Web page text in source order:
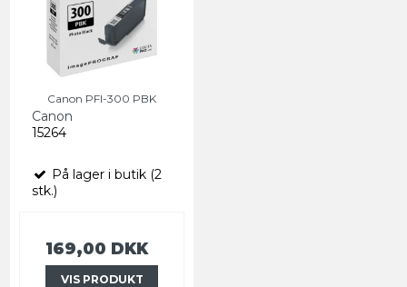
Canon PFI-300 PBK
Canon
15264
På lager i butik (2
stk.)
169,00 DKK
VIS PRODUKT